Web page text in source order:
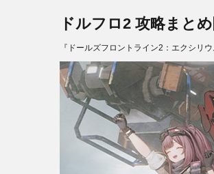
ドルフロ2 攻略まと
『ドールズフロントライン2：エクシリ